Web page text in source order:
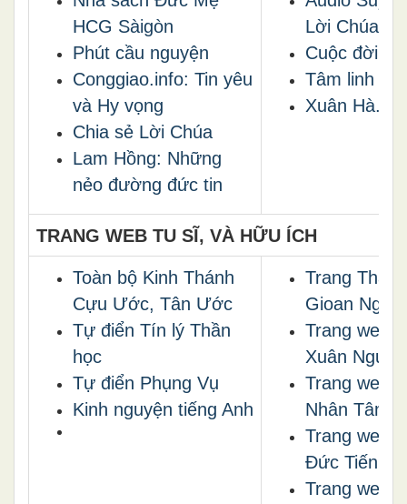
HCG Sàigòn
Phút cầu nguyện
Conggiao.info: Tin yêu
và Hy vọng
Chia sẻ Lời Chúa
Lam Hồng: Những
nẻo đường đức tin
Lời Chúa
Cuộc đời
Tâm linh
Xuân Hà.net
TRANG WEB TU SĨ, VÀ HỮU ÍCH
Toàn bộ Kinh Thánh
Cựu Ước, Tân Ước
Tự điển Tín lý Thần
học
Tự điển Phụng Vụ
Kinh nguyện tiếng Anh
Trang
Gioan
Trang web
Xuân
Trang web
Nhân Tâm
Trang web
Đức Tiến
Trang web